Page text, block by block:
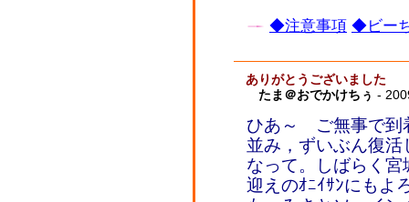
◆注意事項 ◆ビー
ありがとうございました
たま＠おでかけちぅ -
ひあ～ ご無事で到
並み，ずいぶん復
なって。しばらく
迎えのｵﾆｲｻﾝにもよ